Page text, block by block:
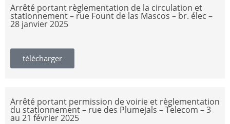
Arrêté portant règlementation de la circulation et
stationnement – rue Fount de las Mascos – br. élec –
28 janvier 2025
télécharger
Arrêté portant permission de voirie et règlementation
du stationnement – rue des Plumejals – Telecom – 3
au 21 février 2025